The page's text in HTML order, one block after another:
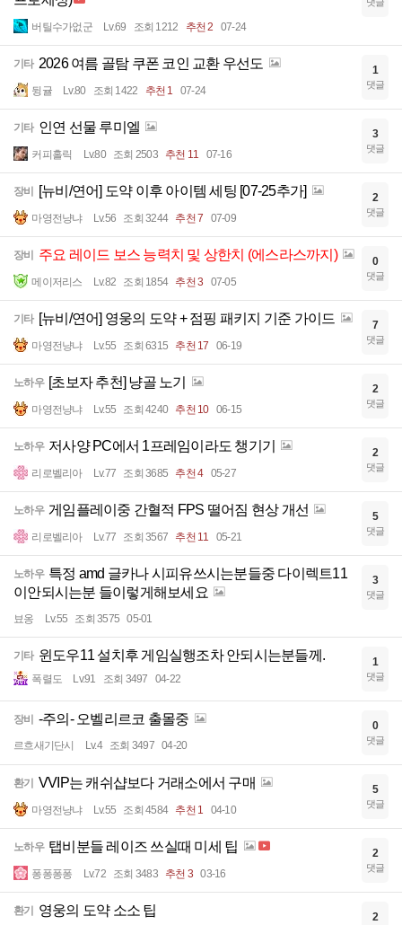
버틸수가없군 Lv.69 조회 1212 추천 2 07-24
기타 2026 여름 골탐 쿠폰 코인 교환 우선도
뒹귤 Lv.80 조회 1422 추천 1 07-24
1
댓글
기타 인연 선물 루미엘
커피홀릭 Lv.80 조회 2503 추천 11 07-16
3
댓글
장비 [뉴비/연어] 도약 이후 아이템 세팅 [07-25추가]
마영전냥냐 Lv.56 조회 3244 추천 7 07-09
2
댓글
장비 주요 레이드 보스 능력치 및 상한치 (에스라스까지)
메이저리스 Lv.82 조회 1854 추천 3 07-05
0
댓글
기타 [뉴비/연어] 영웅의 도약 + 점핑 패키지 기준 가이드
마영전냥냐 Lv.55 조회 6315 추천 17 06-19
7
댓글
노하우 [초보자 추천] 냥골 노기
마영전냥냐 Lv.55 조회 4240 추천 10 06-15
2
댓글
노하우 저사양 PC에서 1프레임이라도 챙기기
리로벨리아 Lv.77 조회 3685 추천 4 05-27
2
댓글
노하우 게임플레이중 간혈적 FPS 떨어짐 현상 개선
리로벨리아 Lv.77 조회 3567 추천 11 05-21
5
댓글
노하우 특정 amd 글카나 시피유쓰시는분들중 다이렉트11
이안되시는분 들이렇게해보세요
뵤옹 Lv.55 조회 3575 05-01
3
댓글
기타 윈도우11 설치후 게임실행조차 안되시는분들께.
폭렬도 Lv.91 조회 3497 04-22
1
댓글
장비 -주의- 오벨리르코 출몰중
르흐새기단시 Lv.4 조회 3497 04-20
0
댓글
환기 VVIP는 캐쉬샵보다 거래소에서 구매
마영전냥냐 Lv.55 조회 4584 추천 1 04-10
5
댓글
노하우 탭비분들 레이즈 쓰실때 미세 팁
퐁퐁퐁퐁 Lv.72 조회 3483 추천 3 03-16
2
댓글
환기 영웅의 도약 소소 팁 2